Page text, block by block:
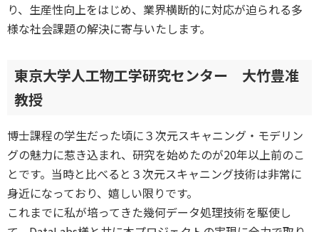
り、生産性向上をはじめ、業界横断的に対応が迫られる多
様な社会課題の解決に寄与いたします。
東京大学人工物工学研究センター 大竹豊准
教授
博士課程の学生だった頃に３次元スキャニング・モデリン
グの魅力に惹き込まれ、研究を始めたのが20年以上前のこ
とです。当時と比べると３次元スキャニング技術は非常に
身近になっており、嬉しい限りです。
これまでに私が培ってきた幾何データ処理技術を駆使し